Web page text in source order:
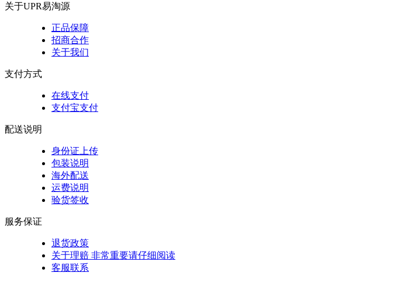
关于UPR易淘源
正品保障
招商合作
关于我们
支付方式
在线支付
支付宝支付
配送说明
身份证上传
包装说明
海外配送
运费说明
验货签收
服务保证
退货政策
关于理赔 非常重要请仔细阅读
客服联系